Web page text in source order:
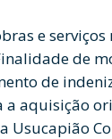
e
de
de
a aquisição
Usucapião